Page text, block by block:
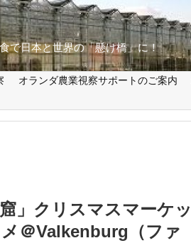
で日本と世界の「懸け橋」に！
オランダ農業視察サポートのご案内
」クリスマスマーケッ
＠Valkenburg（ファ